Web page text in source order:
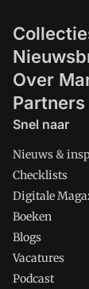
Over
Partners
Snel naar
Nieuws &
Checklists
Digitale
Boeken
Blogs
Vacatures
Podcast